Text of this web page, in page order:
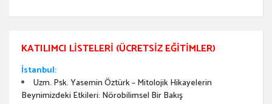
KATILIMCI LISTELERI (ÜCRETSIZ EĞITIMLER)
İstanbul:
Uzm. Psk. Yasemin Öztürk – Mitolojik Hikayelerin
Beynimizdeki Etkileri: Nörobilimsel Bir Bakış